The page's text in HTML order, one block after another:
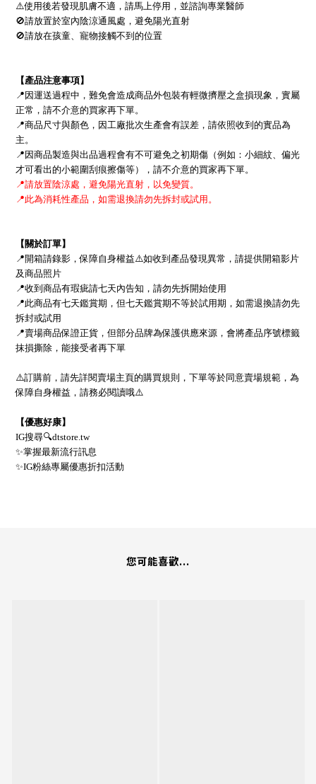
⚠使用後若發現肌膚不適，請馬上停用，並諮詢專業醫師
🚫請放置於室內陰涼通風處，避免陽光直射
🚫請放在孩童、寵物接觸不到的位置
【產品注意事項】
📍 因運送過程中，難免會造成商品外包裝有輕微擠壓之盒損現象，實屬
正常，請不介意的買家再下單。
📍商品尺寸與顏色，因工廠批次生產會有誤差，請依照收到的實品為
主。
📍 因商品製造與出品過程會有不可避免之初期傷（例如：小細紋、偏光
才可看出的小範圍刮痕擦傷等），請不介意的買家再下單。
📍請放置陰涼處，避免陽光直射，以免變質。
📍此為消耗性產品，如需退換請勿先拆封或試用。
【關於訂單】
📍開箱請錄影，保障自身權益⚠如收到產品發現異常，請提供開箱影片
及商品照片
📍收到商品有瑕疵請七天內告知，請勿先拆開始使用
📍此商品有七天鑑賞期，但七天鑑賞期不等於試用期， 如需退換請勿先
拆封或試用
📍賣場商品保證正貨，但部分品牌為保護供應來源，會將產品序號標籤
抹損撕除，能接受者再下單
⚠訂購前，請先詳閱賣場主頁的購買規則，下單等於同意賣場規範，為
保障自身權益，請務必閱讀哦⚠
【優惠好康】
IG搜尋🔍dtstore.tw
✨掌握最新流行訊息
✨IG粉絲專屬優惠折扣活動
您可能喜歡...